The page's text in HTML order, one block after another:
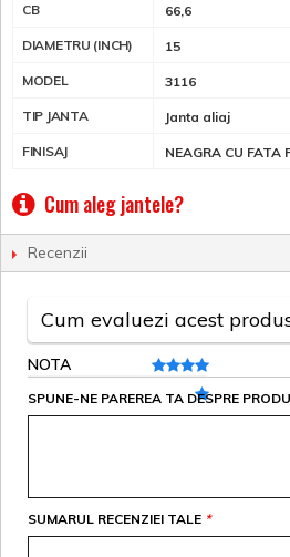
CB 66,6
DIAMETRU (INCH) 15
MODEL 3116
TIP JANTA Janta aliaj
FINISAJ NEAGRA CU FATA
Cum aleg jantele?
Recenzii
Cum evaluezi acest
NOTA
SPUNE-NE PAREREA TA DESPRE
*
SUMARUL RECENZIEI TALE